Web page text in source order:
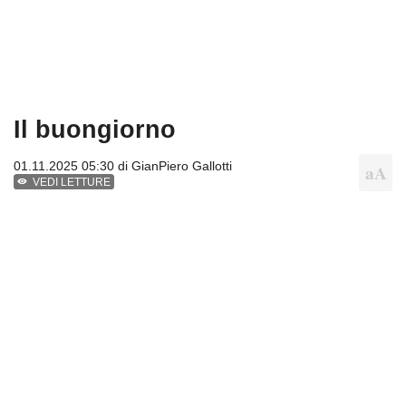
Il buongiorno
01.11.2025 05:30 di GianPiero Gallotti
VEDI LETTURE